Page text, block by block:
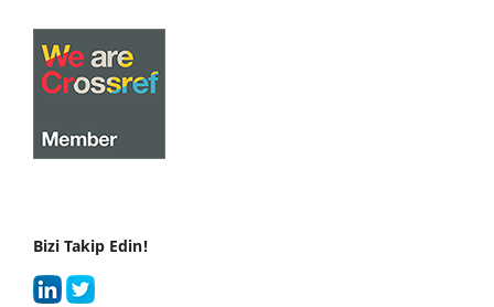
Bizi Takip Edin!